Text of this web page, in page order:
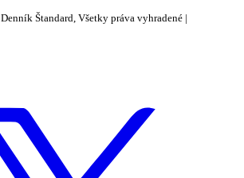
Denník Štandard, Všetky práva vyhradené |